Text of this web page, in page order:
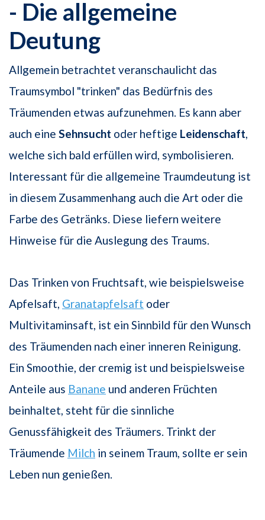
- Die allgemeine
Deutung
Allgemein betrachtet veranschaulicht das
Traumsymbol "trinken" das Bedürfnis des
Träumenden etwas aufzunehmen. Es kann aber
auch eine Sehnsucht oder heftige Leidenschaft,
welche sich bald erfüllen wird, symbolisieren.
Interessant für die allgemeine Traumdeutung ist
in diesem Zusammenhang auch die Art oder die
Farbe des Getränks. Diese liefern weitere
Hinweise für die Auslegung des Traums.
Das Trinken von Fruchtsaft, wie beispielsweise
Apfelsaft, Granatapfelsaft oder
Multivitaminsaft, ist ein Sinnbild für den Wunsch
des Träumenden nach einer inneren Reinigung.
Ein Smoothie, der cremig ist und beispielsweise
Anteile aus Banane und anderen Früchten
beinhaltet, steht für die sinnliche
Genussfähigkeit des Träumers. Trinkt der
Träumende Milch in seinem Traum, sollte er sein
Leben nun genießen.